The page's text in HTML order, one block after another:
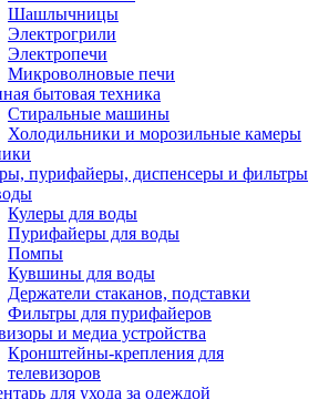
Шашлычницы
Электрогрили
Электропечи
Микроволновые печи
бытовая техника
Стиральные машины
Холодильники и морозильные камеры
пурифайеры, диспенсеры и фильтры
Кулеры для воды
Пурифайеры для воды
Помпы
Кувшины для воды
Держатели стаканов, подставки
Фильтры для пурифайеров
и медиа устройства
Кронштейны-крепления для
телевизоров
для ухода за одеждой